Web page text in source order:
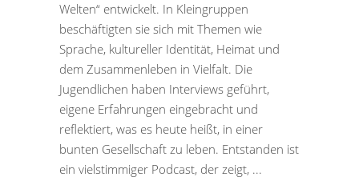
Welten“ entwickelt. In Kleingruppen
beschäftigten sie sich mit Themen wie
Sprache, kultureller Identität, Heimat und
dem Zusammenleben in Vielfalt. Die
Jugendlichen haben Interviews geführt,
eigene Erfahrungen eingebracht und
reflektiert, was es heute heißt, in einer
bunten Gesellschaft zu leben. Entstanden ist
ein vielstimmiger Podcast, der zeigt,